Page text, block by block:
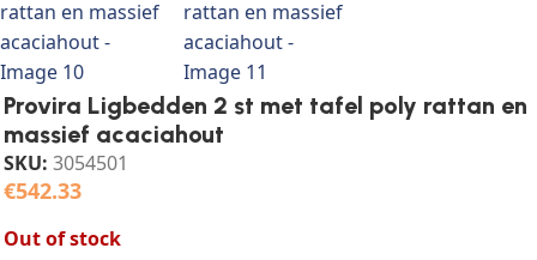
Provira Ligbedden 2 st met tafel poly rattan en
massief acaciahout
SKU: 3054501
€542.33
Out of stock